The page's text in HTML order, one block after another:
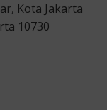
Kota Jakarta
10730